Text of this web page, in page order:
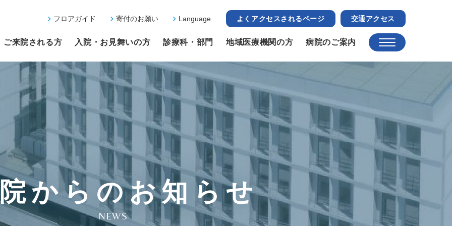
フロアガイド 寄付のお願い Language よくアクセスされるページ 交通アクセス
ご来院される方 入院・お見舞いの方 診療科・部門 地域医療機関の方 病院のご案内
からのお知らせ
NEWS